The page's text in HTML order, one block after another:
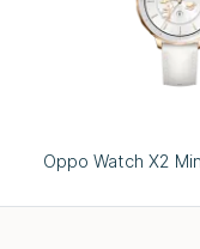
Oppo Watch X2